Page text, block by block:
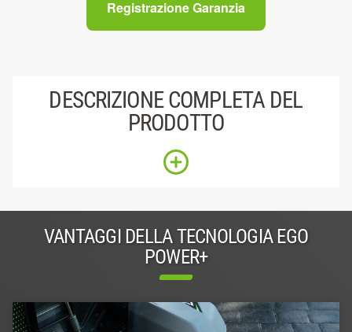
Registrazione Garanzia
DESCRIZIONE COMPLETA DEL
PRODOTTO
VANTAGGI DELLA TECNOLOGIA EGO
POWER+